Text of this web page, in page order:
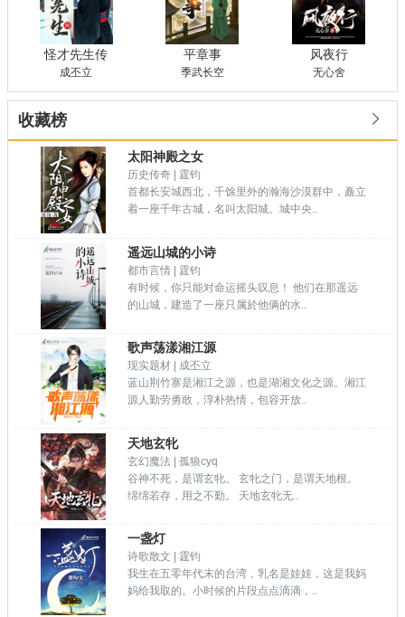
怪才先生传
成丕立
平章事
季武长空
风夜行
无心舍
收藏榜 
太阳神殿之女
历史传奇 | 霆钧
首都长安城西北，千馀里外的瀚海沙漠群中，矗立
着一座千年古城，名叫太阳城。城中央..
遥远山城的小诗
都市言情 | 霆钧
有时候，你只能对命运摇头叹息！ 他们在那遥远
的山城，建造了一座只属於他俩的水..
歌声荡漾湘江源
现实题材 | 成丕立
蓝山荆竹寨是湘江之源，也是湖湘文化之源。湘江
源人勤劳勇敢，淳朴热情，包容开放..
天地玄牝
玄幻魔法 | 孤狼cyq
谷神不死，是谓玄牝。 玄牝之门，是谓天地根。
绵绵若存，用之不勤。 天地玄牝无..
一盏灯
诗歌散文 | 霆钧
我生在五零年代末的台湾，乳名是娃娃，这是我妈
妈给我取的。小时候的片段点点滴滴，..